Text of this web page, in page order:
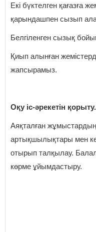
Екі бүктелген қағазға
қарындашпен сызып
Белгіленген сызық
Қиып алынған
жапсырамыз.
Оқу іс-әрекетін қорыту.
Аяқталған
артықшылықтары мен
отырып талқылау.
көрме ұйымдастыру.